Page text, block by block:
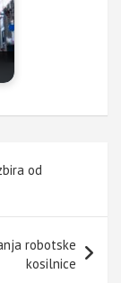
od
robotske
kosilnice